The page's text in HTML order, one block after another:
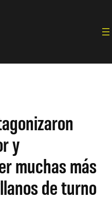
y
muchas más
de turno